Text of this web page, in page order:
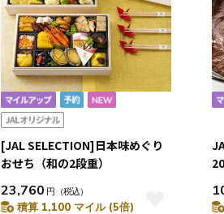
[JAL SELECTION]日本味めぐり
おせち（和の2段重）
23,760 円 （税込）
積算 1,100 マイル (5倍)